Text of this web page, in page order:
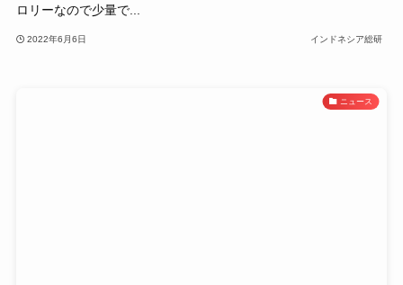
ロリーなので少量で...
2022年6月6日 インドネシア総研
ニュース